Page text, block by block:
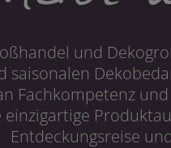
und
saisonalen
Fachkompetenz
Entdeckungsreise